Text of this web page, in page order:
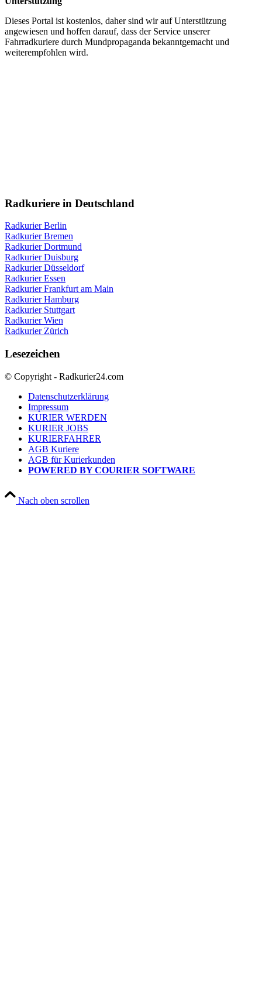
Dieses Portal ist kostenlos, daher sind wir auf Unterstützung
angewiesen und hoffen darauf, dass der Service unserer
Fahrradkuriere durch Mundpropaganda bekanntgemacht und
weiterempfohlen wird.
Radkuriere in Deutschland
Radkurier Berlin
Radkurier Bremen
Radkurier Dortmund
Radkurier Duisburg
Radkurier Düsseldorf
Radkurier Essen
Radkurier Frankfurt am Main
Radkurier Hamburg
Radkurier Stuttgart
Radkurier Wien
Radkurier Zürich
Lesezeichen
© Copyright - Radkurier24.com
Datenschutzerklärung
Impressum
KURIER WERDEN
KURIER JOBS
KURIERFAHRER
AGB Kuriere
AGB für Kurierkunden
POWERED BY COURIER SOFTWARE
Nach oben scrollen